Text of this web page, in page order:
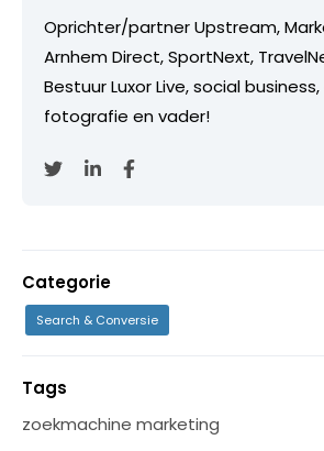
Oprichter/partner Upstream,
Arnhem Direct, SportNext,
Bestuur Luxor Live, social
fotografie en vader!
Categorie
Search & Conversie
Tags
zoekmachine marketing